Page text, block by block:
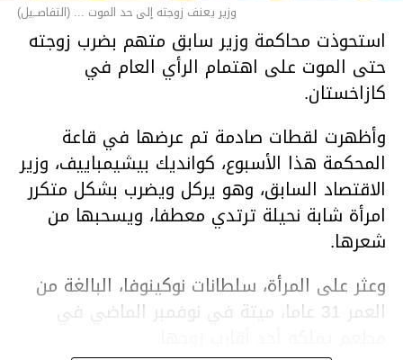
وزير يعنف زوجته إلى حد الموت ... (التفاصــيل)
استحوذت محاكمة وزير سابق متهم بضرب زوجته
حتى الموت على اهتمام الرأي العام في
كازاخستان.
وأظهرت لقطات صادمة تم عرضها في قاعة
المحكمة هذا الأسبوع، كوانديك بيشيمباييف، وزير
الاقتصاد السابق، وهو يركل ويضرب بشكل متكرر
امرأة شابة نحيلة ترتدي معطفا، ويسحبها من
شعرها.
وعثر على المرأة، سلطانات نوكينوفا، البالغة من
العمر 31 عاما، ميتة في نوفمبر الماضي في